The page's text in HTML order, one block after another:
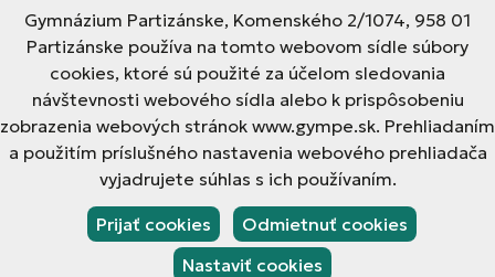
Gymnázium Partizánske, Komenského 2/1074, 958 01
Partizánske používa na tomto webovom sídle súbory
cookies, ktoré sú použité za účelom sledovania
návštevnosti webového sídla alebo k prispôsobeniu
zobrazenia webových stránok www.gympe.sk. Prehliadaním
a použitím príslušného nastavenia webového prehliadača
vyjadrujete súhlas s ich používaním.
Prijať cookies
Odmietnuť cookies
Nastaviť cookies